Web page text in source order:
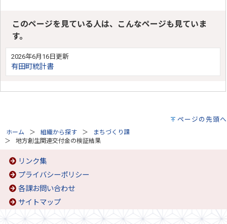
このページを見ている人は、こんなページも見ていま
す。
2026年6月16日更新
有田町統計書
ページの先頭へ
ホーム 組織から探す
まちづくり課
地方創生関連交付金の検証結果
リンク集
プライバシーポリシー
各課お問い合わせ
サイトマップ